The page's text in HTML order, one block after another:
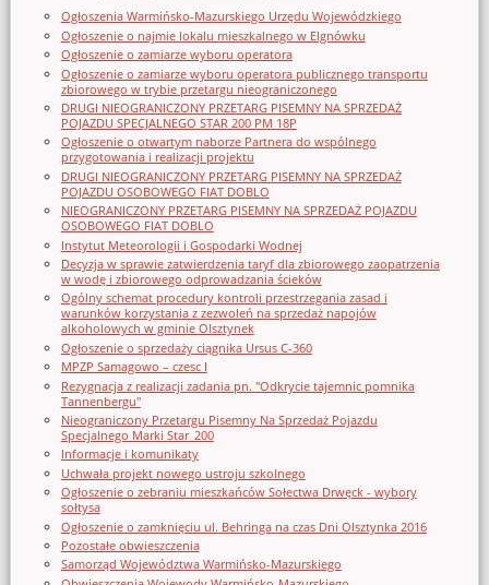
Ogłoszenia Warmińsko-Mazurskiego Urzędu Wojewódzkiego
Ogłoszenie o najmie lokalu mieszkalnego w Elgnówku
Ogłoszenie o zamiarze wyboru operatora
Ogłoszenie o zamiarze wyboru operatora publicznego transportu
zbiorowego w trybie przetargu nieograniczonego
DRUGI NIEOGRANICZONY PRZETARG PISEMNY NA SPRZEDAŻ
POJAZDU SPECJALNEGO STAR 200 PM 18P
Ogłoszenie o otwartym naborze Partnera do wspólnego
przygotowania i realizacji projektu
DRUGI NIEOGRANICZONY PRZETARG PISEMNY NA SPRZEDAŻ
POJAZDU OSOBOWEGO FIAT DOBLO
NIEOGRANICZONY PRZETARG PISEMNY NA SPRZEDAŻ POJAZDU
OSOBOWEGO FIAT DOBLO
Instytut Meteorologii i Gospodarki Wodnej
Decyzja w sprawie zatwierdzenia taryf dla zbiorowego zaopatrzenia
w wodę i zbiorowego odprowadzania ścieków
Ogólny schemat procedury kontroli przestrzegania zasad i
warunków korzystania z zezwoleń na sprzedaż napojów
alkoholowych w gminie Olsztynek
Ogłoszenie o sprzedaży ciągnika Ursus C-360
MPZP Samagowo – czesc I
Rezygnacja z realizacji zadania pn. "Odkrycie tajemnic pomnika
Tannenbergu"
Nieograniczony Przetargu Pisemny Na Sprzedaż Pojazdu
Specjalnego Marki Star_200
Informacje i komunikaty
Uchwała projekt nowego ustroju szkolnego
Ogłoszenie o zebraniu mieszkańców Sołectwa Drwęck - wybory
sołtysa
Ogłoszenie o zamknięciu ul. Behringa na czas Dni Olsztynka 2016
Pozostałe obwieszczenia
Samorząd Województwa Warmińsko-Mazurskiego